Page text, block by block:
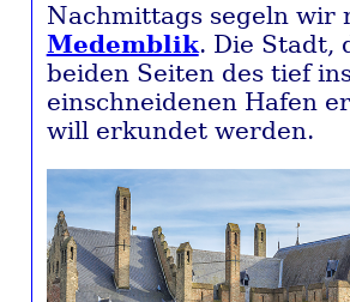
Nachmittags segeln wir
Medemblik. Die Stadt,
beiden Seiten des tief
einschneidenen Hafen
will erkundet werden.